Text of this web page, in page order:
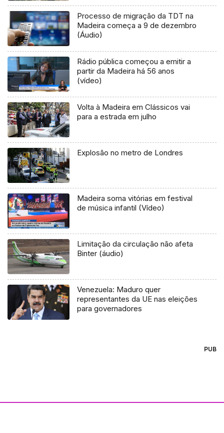
Processo de migração da TDT na
Madeira começa a 9 de dezembro
(Áudio)
Rádio pública começou a emitir a
partir da Madeira há 56 anos
(vídeo)
Volta à Madeira em Clássicos vai
para a estrada em julho
Explosão no metro de Londres
Madeira soma vitórias em festival
de música infantil (Vídeo)
Limitação da circulação não afeta
Binter (áudio)
Venezuela: Maduro quer
representantes da UE nas eleições
para governadores
PUB